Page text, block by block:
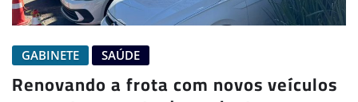
GABINETE SAÚDE
Renovando a frota com novos veículos